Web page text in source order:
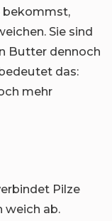
bekommst,
Sie sind
Butter dennoch
das:
mehr
Pilze
weich ab.